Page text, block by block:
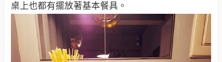
桌上也都有擺放著基本餐具。